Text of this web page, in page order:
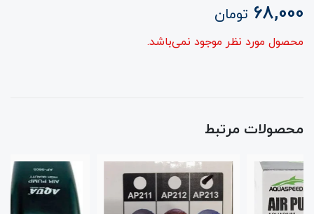
68,000 تومان
محصول مورد نظر موجود نمی‌باشد.
محصولات مرتبط